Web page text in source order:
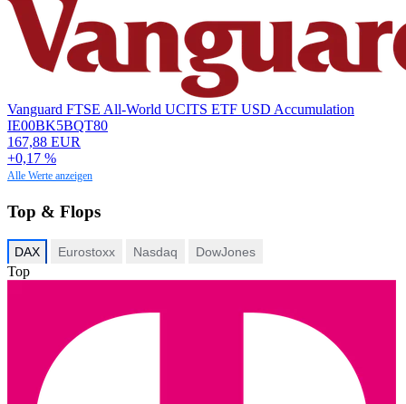
Vanguard FTSE All-World UCITS ETF USD Accumulation
IE00BK5BQT80
167,88 EUR
+0,17 %
Alle Werte anzeigen
Top & Flops
DAX Eurostoxx Nasdaq DowJones
Top